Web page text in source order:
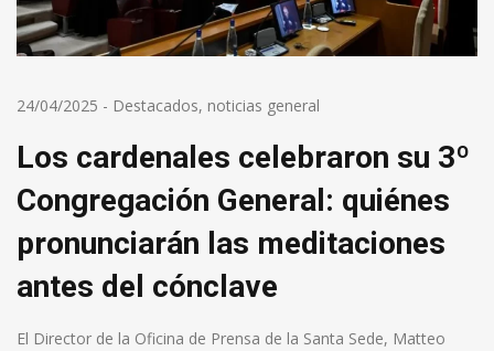
24/04/2025 - Destacados, noticias general
Los cardenales celebraron su 3º
Congregación General: quiénes
pronunciarán las meditaciones
antes del cónclave
El Director de la Oficina de Prensa de la Santa Sede, Matteo